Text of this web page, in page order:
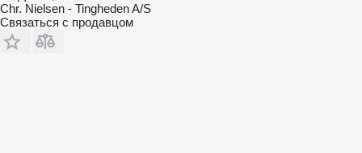
Chr. Nielsen - Tingheden A/S
Связаться с продавцом